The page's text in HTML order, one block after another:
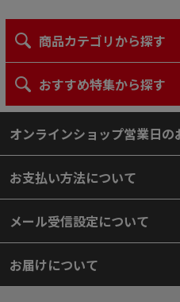
商品カテゴリから探す
おすすめ特集から探す
オンラインショップ営業日の
お支払い方法について
メール受信設定について
お届けについて